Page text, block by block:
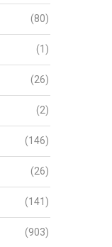
(80)
(1)
(26)
(2)
(146)
(26)
(141)
(903)